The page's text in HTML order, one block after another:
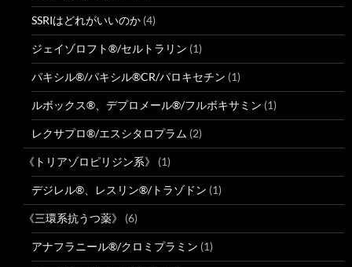
SSRIはどれがいいのか (4)
ジェイゾロフト®/セルトラリン (1)
パキシル®/パキシル®CR/パロキセチン (1)
ルボックス®、デプロメール®/フルボキサミン (1)
レクサプロ®/エスシタロプラム (2)
《トリアゾロピリジン系》 (1)
デジレル®、レスリン®/トラゾドン (1)
《三環系抗うつ薬》 (6)
アナフラニール®/クロミプラミン (1)